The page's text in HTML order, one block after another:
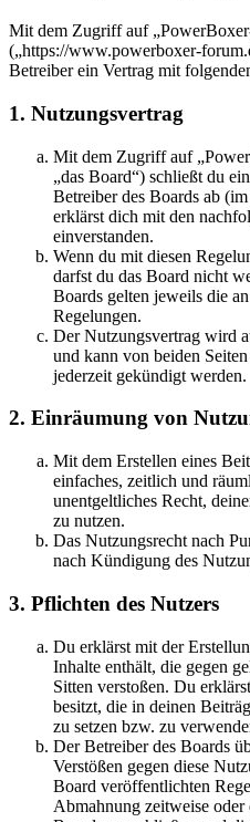
Mit dem Zugriff auf
(„https://www.powerboxer-
Betreiber ein Vertrag mit
1. Nutzungsvertrag
Mit dem Zugriff auf
„das Board“) schließt du
Betreiber des Boards ab
erklärst dich mit den
einverstanden.
Wenn du mit diesen
darfst du das Board nicht
Boards gelten jeweils die
Regelungen.
Der Nutzungsvertrag wird
und kann von beiden
jederzeit gekündigt werden.
2. Einräumung von
Mit dem Erstellen eines
einfaches, zeitlich und
unentgeltliches Recht,
zu nutzen.
Das Nutzungsrecht nach
nach Kündigung des
3. Pflichten des Nutzers
Du erklärst mit der
Inhalte enthält, die gegen
Sitten verstoßen. Du
besitzt, die in deinen
zu setzen bzw. zu
Der Betreiber des Boards
Verstößen gegen diese
Board veröffentlichten
Abmahnung zeitweise